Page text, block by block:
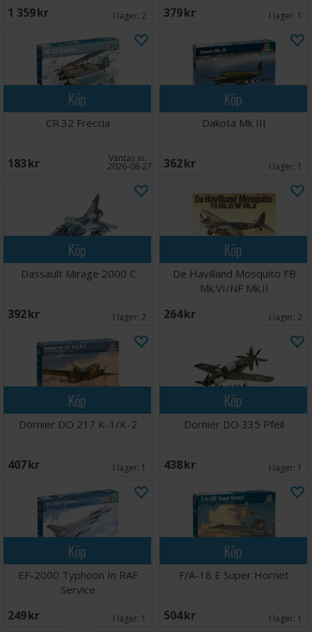
1 359 SEK I lager: 2 379 SEK I lager: 1
Köp
CR.32 Freccia
183 SEK Väntas in:
2026-08-27
Köp
Dakota Mk III
362 SEK I lager: 1
Köp
Dassault Mirage 2000 C
392 SEK I lager: 2
Köp
De Havilland Mosquito FB
Mk.VI/NF Mk.II
264 SEK I lager: 2
Köp
Dornier DO 217 K-1/K-2
407 SEK I lager: 1
Köp
Dornier DO 335 Pfeil
438 SEK I lager: 1
Köp
EF-2000 Typhoon In RAF
Service
249 SEK I lager: 1
Köp
F/A-18 E Super Hornet
504 SEK I lager: 1